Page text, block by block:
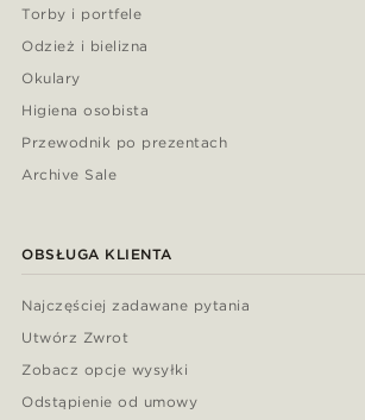
Torby i portfele
Odzież i bielizna
Okulary
Higiena osobista
Przewodnik po prezentach
Archive Sale
OBSŁUGA KLIENTA
Najczęściej zadawane pytania
Utwórz Zwrot
Zobacz opcje wysyłki
Odstąpienie od umowy